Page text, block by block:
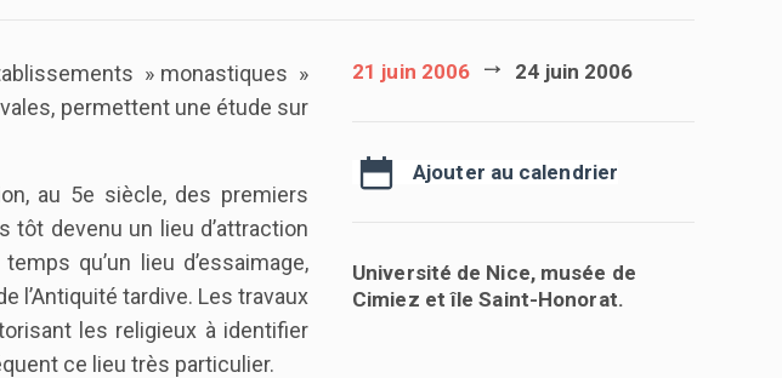
» monastiques »
permettent une étude sur
au 5e siècle, des premiers
tôt devenu un lieu d’attraction
qu’un lieu d’essaimage,
l’Antiquité tardive. Les travaux
les religieux à identifier
ce lieu très particulier.
21 juin 2006 24 juin 2006
Ajouter au calendrier
Université de Nice, musée de
Cimiez et île Saint-Honorat.